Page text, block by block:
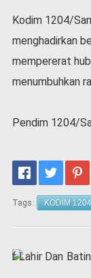
Kodim 1204/
menghadirkan
mempererat
menumbuhkan
Pendim 1204/
Tags: KODIM